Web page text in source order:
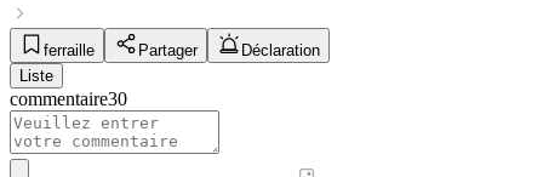
ferraille Partager
Déclaration
Liste
commentaire30